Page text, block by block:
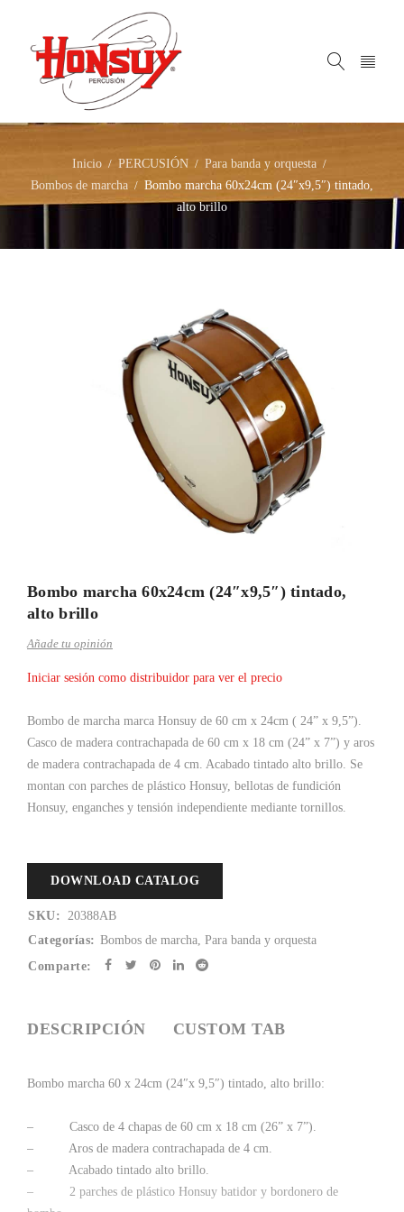
Inicio / PERCUSIÓN / Para banda y orquesta /
Bombos de marcha / Bombo marcha 60x24cm (24″x9,5″) tintado,
alto brillo
Bombo marcha 60x24cm (24″x9,5″) tintado,
alto brillo
Añade tu opinión
Iniciar sesión como distribuidor para ver el precio
Bombo de marcha marca Honsuy de 60 cm x 24cm ( 24” x 9,5”).
Casco de madera contrachapada de 60 cm x 18 cm (24” x 7”) y aros
de madera contrachapada de 4 cm. Acabado tintado alto brillo. Se
montan con parches de plástico Honsuy, bellotas de fundición
Honsuy, enganches y tensión independiente mediante tornillos.
DOWNLOAD CATALOG
SKU: 20388AB
Categorías: Bombos de marcha, Para banda y orquesta
Comparte:
DESCRIPCIÓN CUSTOM TAB
Bombo marcha 60 x 24cm (24″x 9,5″) tintado, alto brillo:
– Casco de 4 chapas de 60 cm x 18 cm (26” x 7”).
– Aros de madera contrachapada de 4 cm.
– Acabado tintado alto brillo.
– 2 parches de plástico Honsuy batidor y bordonero de